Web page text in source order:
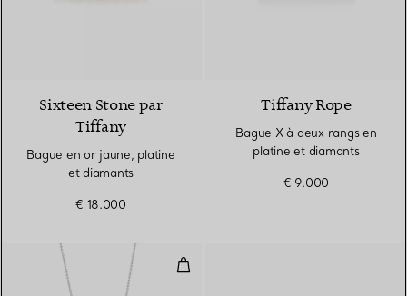
Sixteen Stone par
Tiffany
Bague en or jaune, platine
et diamants
€ 18.000
Tiffany Rope
Bague X à deux rangs en
platine et diamants
€ 9.000
Pendentif Open Circle